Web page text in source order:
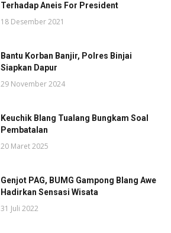
Terhadap Aneis For President
18 Desember 2021
Bantu Korban Banjir, Polres Binjai
Siapkan Dapur
29 November 2024
Keuchik Blang Tualang Bungkam Soal
Pembatalan
20 Maret 2025
Genjot PAG, BUMG Gampong Blang Awe
Hadirkan Sensasi Wisata
31 Juli 2022